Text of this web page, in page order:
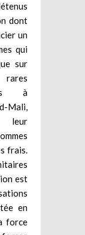
dont
un
qui
sur
à
Mali,
leur
frais.
est
en
force